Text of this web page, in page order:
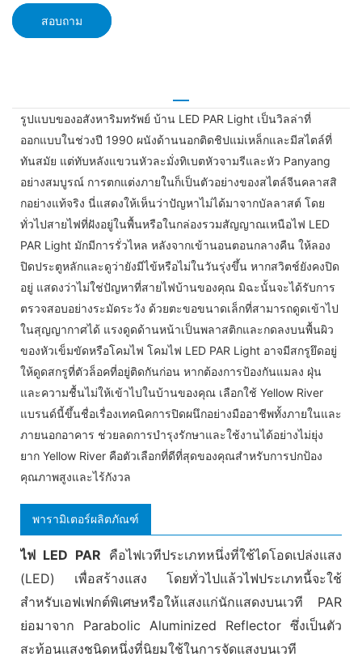
สอบถาม
รูปแบบของอสังหาริมทรัพย์ บ้าน LED PAR Light เป็นวิลล่าที่
ออกแบบในช่วงปี 1990 ผนังด้านนอกติดชิปแม่เหล็กและมีสไตล์ที่
ทันสมัย ​​แต่ทับหลังแขวนหัวละมั่งทิเบตหัวจามรีและหัว Panyang
อย่างสมบูรณ์ การตกแต่งภายในก็เป็นตัวอย่างของสไตล์จีนคลาสสิ
กอย่างแท้จริง นี่แสดงให้เห็นว่าปัญหาไม่ได้มาจากบัลลาสต์ โดย
ทั่วไปสายไฟที่ฝังอยู่ในพื้นหรือในกล่องรวมสัญญาณเหนือไฟ LED
PAR Light มักมีการรั่วไหล หลังจากเข้านอนตอนกลางคืน ให้ลอง
ปิดประตูหลักและดูว่ายังมีไข้หรือไม่ในวันรุ่งขึ้น หากสวิตช์ยังคงปิด
อยู่ แสดงว่าไม่ใช่ปัญหาที่สายไฟบ้านของคุณ มิฉะนั้นจะได้รับการ
ตรวจสอบอย่างระมัดระวัง ด้วยตะขอขนาดเล็กที่สามารถดูดเข้าไป
ในสุญญากาศได้ แรงดูดด้านหน้าเป็นพลาสติกและกดลงบนพื้นผิว
ของหัวเข็มขัดหรือโคมไฟ โคมไฟ LED PAR Light อาจมีสกรูยึดอยู่
ให้ดูดสกรูที่ตัวล็อคที่อยู่ติดกันก่อน หากต้องการป้องกันแมลง ฝุ่น
และความชื้นไม่ให้เข้าไปในบ้านของคุณ เลือกใช้ Yellow River
แบรนด์นี้ขึ้นชื่อเรื่องเทคนิคการปิดผนึกอย่างมืออาชีพทั้งภายในและ
ภายนอกอาคาร ช่วยลดการบำรุงรักษาและใช้งานได้อย่างไม่ยุ่ง
ยาก Yellow River คือตัวเลือกที่ดีที่สุดของคุณสำหรับการปกป้อง
คุณภาพสูงและไร้กังวล
พารามิเตอร์ผลิตภัณฑ์
ไฟ LED PAR คือไฟเวทีประเภทหนึ่งที่ใช้ไดโอดเปล่งแสง
(LED) เพื่อสร้างแสง โดยทั่วไปแล้วไฟประเภทนี้จะใช้
สำหรับเอฟเฟกต์พิเศษหรือให้แสงแก่นักแสดงบนเวที PAR
ย่อมาจาก Parabolic Aluminized Reflector ซึ่งเป็นตัว
สะท้อนแสงชนิดหนึ่งที่นิยมใช้ในการจัดแสงบนเวที